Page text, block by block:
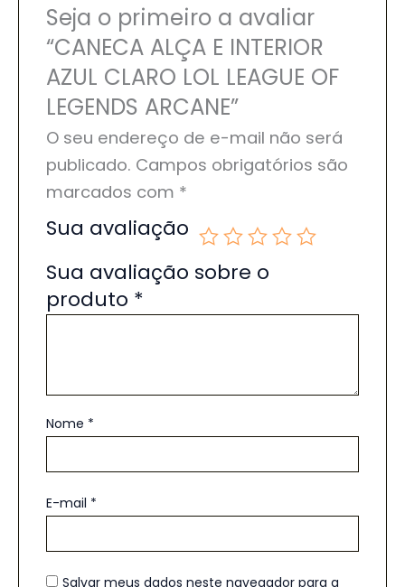
Seja o primeiro a avaliar
“CANECA ALÇA E INTERIOR
AZUL CLARO LOL LEAGUE OF
LEGENDS ARCANE”
O seu endereço de e-mail não será
publicado. Campos obrigatórios são
marcados com *
Sua avaliação
Sua avaliação sobre o
produto *
Nome *
E-mail *
Salvar meus dados neste navegador para a